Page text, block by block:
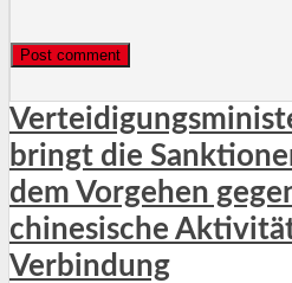
bringt die
dem Vorgehen
chinesische
Verbindung